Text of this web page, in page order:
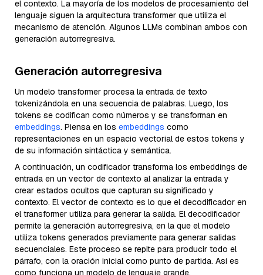
el contexto. La mayoría de los modelos de procesamiento del
lenguaje siguen la arquitectura transformer que utiliza el
mecanismo de atención. Algunos LLMs combinan ambos con
generación autorregresiva.
Generación autorregresiva
Un modelo transformer procesa la entrada de texto
tokenizándola en una secuencia de palabras. Luego, los
tokens se codifican como números y se transforman en
embeddings. Piensa en los embeddings como
representaciones en un espacio vectorial de estos tokens y
de su información sintáctica y semántica.
A continuación, un codificador transforma los embeddings de
entrada en un vector de contexto al analizar la entrada y
crear estados ocultos que capturan su significado y
contexto. El vector de contexto es lo que el decodificador en
el transformer utiliza para generar la salida. El decodificador
permite la generación autorregresiva, en la que el modelo
utiliza tokens generados previamente para generar salidas
secuenciales. Este proceso se repite para producir todo el
párrafo, con la oración inicial como punto de partida. Así es
como funciona un modelo de lenguaje grande.